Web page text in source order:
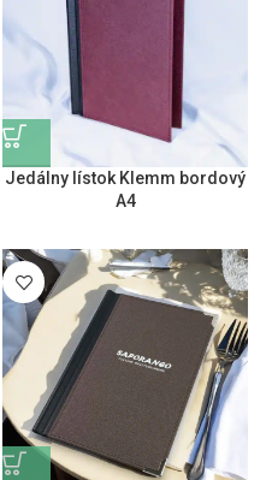
Jedálny lístok Klemm bordový
A4